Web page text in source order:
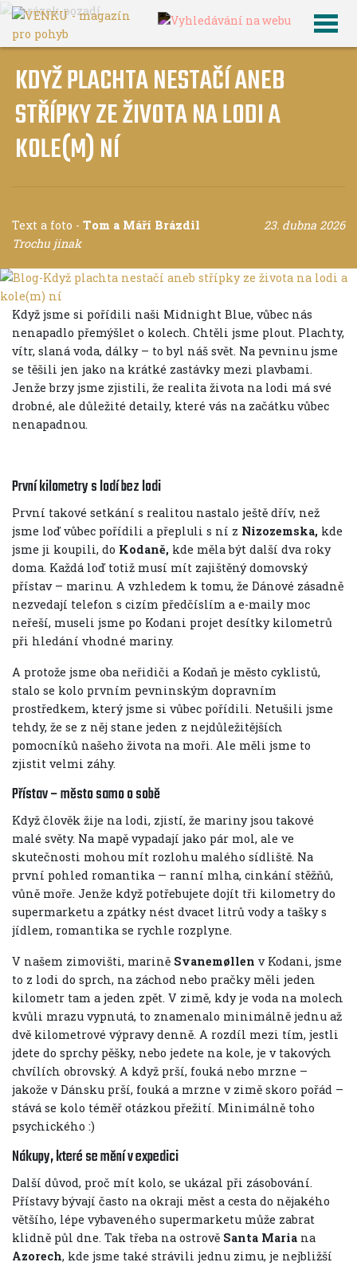
KDYŽ PLACHTA NESTAČÍ ANEB
STŘÍPKY ZE ŽIVOTA NA LODI A
KOLE(M) NÍ
Text a foto - Tom a Máří Brázdil
23. dubna 2026
Trochu jinak
Když jsme si pořídili naši Midnight Blue, vůbec nás
nenapadlo přemýšlet o kolech. Chtěli jsme plout. Plachty,
vítr, slaná voda, dálky – to byl náš svět. Na pevninu jsme
se těšili jen jako na krátké zastávky mezi plavbami.
Jenže brzy jsme zjistili, že realita života na lodi má své
drobné, ale důležité detaily, které vás na začátku vůbec
nenapadnou.
První kilometry s lodí bez lodi
První takové setkání s realitou nastalo ještě dřív, než
jsme loď vůbec pořídili a přepluli s ní z Nizozemska, kde
jsme ji koupili, do Kodaně, kde měla být další dva roky
doma. Každá loď totiž musí mít zajištěný domovský
přístav – marinu. A vzhledem k tomu, že Dánové zásadně
nezvedají telefon s cizím předčíslím a e-maily moc
neřeší, museli jsme po Kodani projet desítky kilometrů
při hledání vhodné mariny.
A protože jsme oba neřidiči a Kodaň je město cyklistů,
stalo se kolo prvním pevninským dopravním
prostředkem, který jsme si vůbec pořídili. Netušili jsme
tehdy, že se z něj stane jeden z nejdůležitějších
pomocníků našeho života na moři. Ale měli jsme to
zjistit velmi záhy.
Přístav – město samo o sobě
Když člověk žije na lodi, zjistí, že mariny jsou takové
malé světy. Na mapě vypadají jako pár mol, ale ve
skutečnosti mohou mít rozlohu malého sídliště. Na
první pohled romantika — ranní mlha, cinkání stěžňů,
vůně moře. Jenže když potřebujete dojít tři kilometry do
supermarketu a zpátky nést dvacet litrů vody a tašky s
jídlem, romantika se rychle rozplyne.
V našem zimovišti, marině Svanemøllen v Kodani, jsme
to z lodi do sprch, na záchod nebo pračky měli jeden
kilometr tam a jeden zpět. V zimě, kdy je voda na molech
kvůli mrazu vypnutá, to znamenalo minimálně jednu až
dvě kilometrové výpravy denně. A rozdíl mezi tím, jestli
jdete do sprchy pěšky, nebo jedete na kole, je v takových
chvílích obrovský. A když prší, fouká nebo mrzne –
jakože v Dánsku prší, fouká a mrzne v zimě skoro pořád –
stává se kolo téměř otázkou přežití. Minimálně toho
psychického :)
Nákupy, které se mění v expedici
Další důvod, proč mít kolo, se ukázal při zásobování.
Přístavy bývají často na okraji měst a cesta do nějakého
většího, lépe vybaveného supermarketu může zabrat
klidně půl dne. Tak třeba na ostrově Santa Maria na
Azorech, kde jsme také strávili jednu zimu, je nejbližší